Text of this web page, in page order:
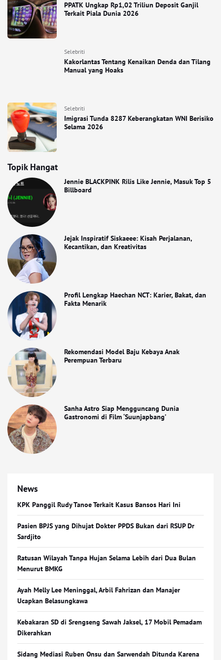
PPATK Ungkap Rp1,02 Triliun Deposit Ganjil
Terkait Piala Dunia 2026
Selebriti
Kakorlantas Tentang Kenaikan Denda dan Tilang
Manual yang Hoaks
Selebriti
Imigrasi Tunda 8287 Keberangkatan WNI Berisiko
Selama 2026
Topik Hangat
Jennie BLACKPINK Rilis Like Jennie, Masuk Top 5
Billboard
Jejak Inspiratif Siskaeee: Kisah Perjalanan,
Kecantikan, dan Kreativitas
Profil Lengkap Haechan NCT: Karier, Bakat, dan
Fakta Menarik
Rekomendasi Model Baju Kebaya Anak
Perempuan Terbaru
Sanha Astro Siap Mengguncang Dunia
Gastronomi di Film ‘Suunjapbang’
News
KPK Panggil Rudy Tanoe Terkait Kasus Bansos Hari Ini
Pasien BPJS yang Dihujat Dokter PPDS Bukan dari RSUP Dr
Sardjito
Ratusan Wilayah Tanpa Hujan Selama Lebih dari Dua Bulan
Menurut BMKG
Ayah Melly Lee Meninggal, Arbil Fahrizan dan Manajer
Ucapkan Belasungkawa
Kebakaran SD di Srengseng Sawah Jaksel, 17 Mobil Pemadam
Dikerahkan
Sidang Mediasi Ruben Onsu dan Sarwendah Ditunda Karena